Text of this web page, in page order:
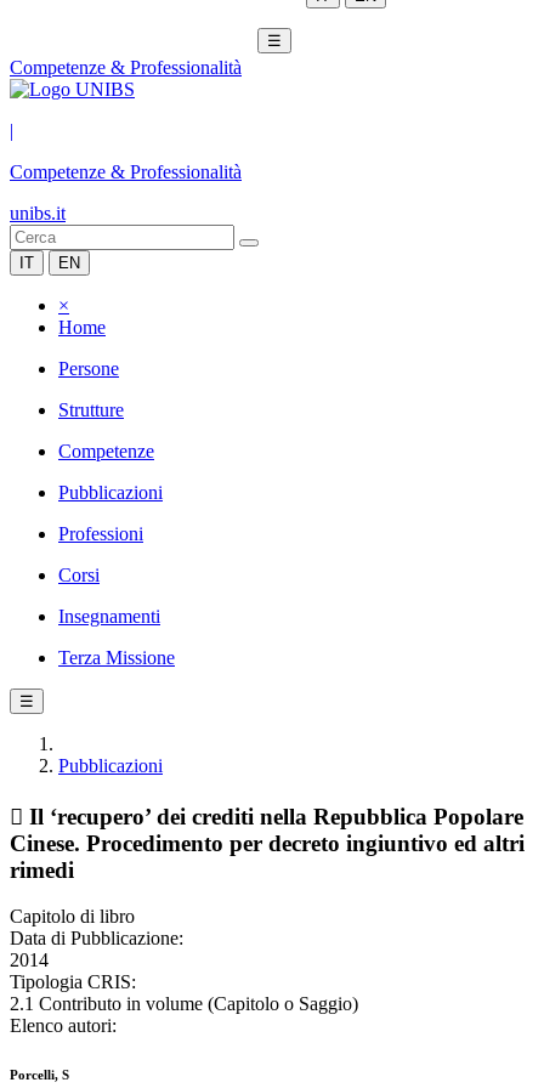
☰
Competenze & Professionalità
|
Competenze & Professionalità
unibs.it
IT EN
×
Home
Persone
Strutture
Competenze
Pubblicazioni
Professioni
Corsi
Insegnamenti
Terza Missione
☰
Pubblicazioni
 Il ‘recupero’ dei crediti nella Repubblica Popolare
Cinese. Procedimento per decreto ingiuntivo ed altri
rimedi
Capitolo di libro
Data di Pubblicazione:
2014
Tipologia CRIS:
2.1 Contributo in volume (Capitolo o Saggio)
Elenco autori:
Porcelli, S